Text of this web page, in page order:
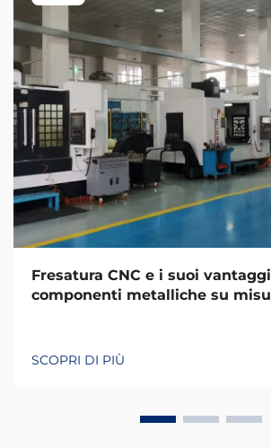
Fresatura CNC e i suoi
componenti metalliche su
SCOPRI DI PIÙ